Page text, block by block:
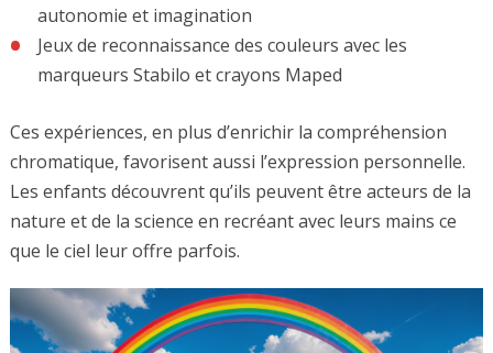
autonomie et imagination
Jeux de reconnaissance des couleurs avec les
marqueurs Stabilo et crayons Maped
Ces expériences, en plus d’enrichir la compréhension
chromatique, favorisent aussi l’expression personnelle.
Les enfants découvrent qu’ils peuvent être acteurs de la
nature et de la science en recréant avec leurs mains ce
que le ciel leur offre parfois.